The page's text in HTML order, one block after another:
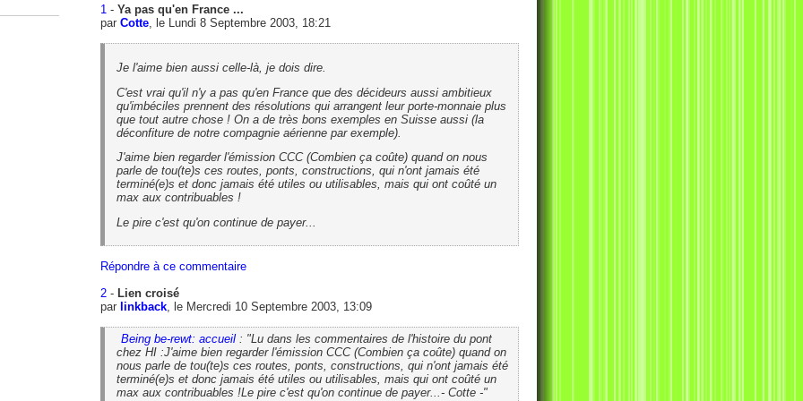
1- Ya pas qu'en France ...
par Cotte, le Lundi 8 Septembre 2003, 18:21
Je l'aime bien aussi celle-là, je dois dire.
C'est vrai qu'il n'y a pas qu'en France que des décideurs aussi ambitieux
qu'imbéciles prennent des résolutions qui arrangent leur porte-monnaie plus
que tout autre chose ! On a de très bons exemples en Suisse aussi (la
déconfiture de notre compagnie aérienne par exemple).
J'aime bien regarder l'émission CCC (Combien ça coûte) quand on nous
parle de tou(te)s ces routes, ponts, constructions, qui n'ont jamais été
terminé(e)s et donc jamais été utiles ou utilisables, mais qui ont coûté un
max aux contribuables !
Le pire c'est qu'on continue de payer...
Répondre à ce commentaire
2- Lien croisé
par linkback, le Mercredi 10 Septembre 2003, 13:09
Being be-rewt: accueil: "Lu dans les commentaires de l'histoire du pont
chez HI :J'aime bien regarder l'émission CCC (Combien ça coûte) quand on
nous parle de tou(te)s ces routes, ponts, constructions, qui n'ont jamais été
terminé(e)s et donc jamais été utiles ou utilisables, mais qui ont coûté un
max aux contribuables !Le pire c'est qu'on continue de payer...- Cotte -"